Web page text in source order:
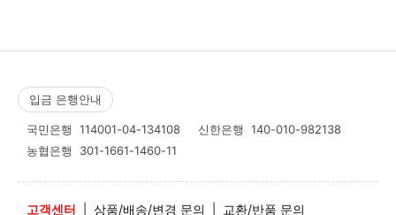
입금 은행안내
국민은행 114001-04-134108 신한은행 140-010-982138
농협은행 301-1661-1460-11
고객센터 상품/배송/변경 문의 교환/반품 문의